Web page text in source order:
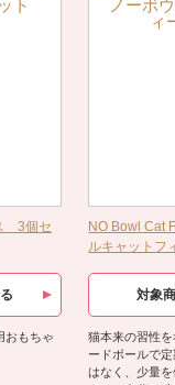
3個セ
おもちゃ
NO Bowl Cat
ルキャットフ
対象
猫本来の習性
ードボールで
はなく、少量